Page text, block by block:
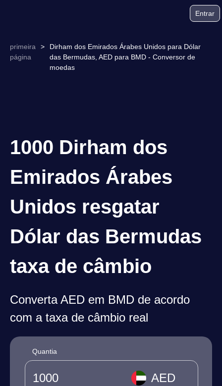
Entrar
primeira
página
>
Dirham dos Emirados Árabes Unidos para Dólar
das Bermudas, AED para BMD - Conversor de
moedas
1000 Dirham dos
Emirados Árabes
Unidos resgatar
Dólar das Bermudas
taxa de câmbio
Converta AED em BMD de acordo
com a taxa de câmbio real
Quantia
AED